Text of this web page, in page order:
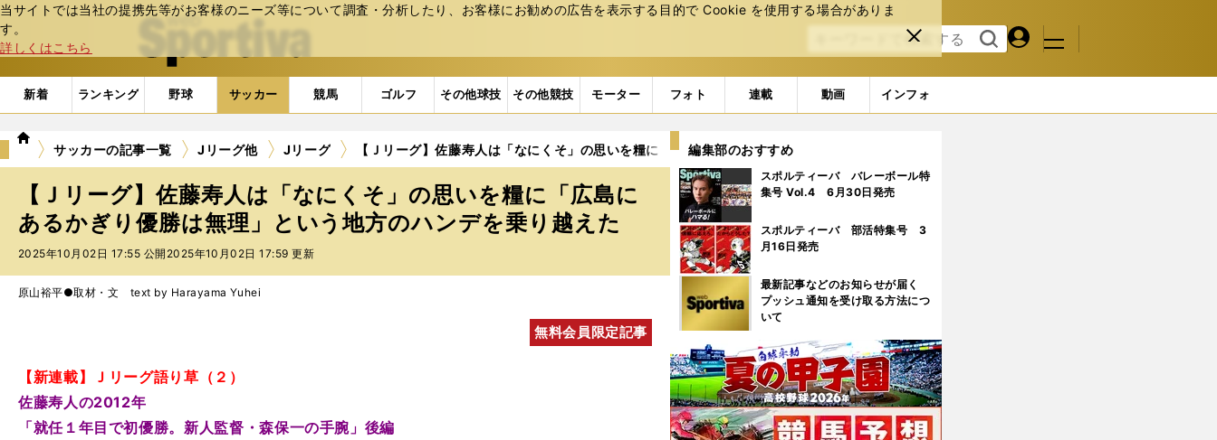
当サイトでは当社の提携先等がお客様のニーズ等について調査・分析したり、お客様にお勧めの広告を表⽰する⽬的で Cookie を使⽤する場合がありま
す。
詳しくはこちら
閉じ
る
web Sportiva (webスポルティーバ)
検索
る
マイペ
ジ
メニュ
新着 ランキング 野球 サッカー 競馬 ゴルフ その他球技 その他競技 モーター フォト 連載 動画 インフォ
we
ル
テ
ィ
ー
バ
サッカーの記事一覧 Jリーグ他 Jリーグ 【Ｊリーグ】佐藤寿人は「なにくそ」の思いを糧に「広島にあるかぎり優勝は無理」という地方のハンデを乗り越えた
【Ｊリーグ】佐藤寿人は「なにくそ」の思いを糧に「広島に
あるかぎり優勝は無理」という地方のハンデを乗り越えた
2025年10月02日 17:55 公開 2025年10月02日 17:59 更新
原山裕平●取材・文 text by Harayama Yuhei
無料会員限定記事
【新連載】Ｊリーグ語り草（２）
佐藤寿人の2012年
「就任１年目で初優勝。新人監督・森保一の手腕」後編
編集部のおすすめ
スポルティーバ バレーボール特
集号 Vol.4 6月30日発売
スポルティーバ 部活特集号 3
月16日発売
最新記事などのお知らせが届く
プッシュ通知を受け取る方法につ
いて